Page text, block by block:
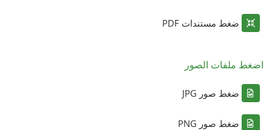
ضغط مستندات PDF
اضغط ملفات الصور
ضغط صور JPG
ضغط صور PNG